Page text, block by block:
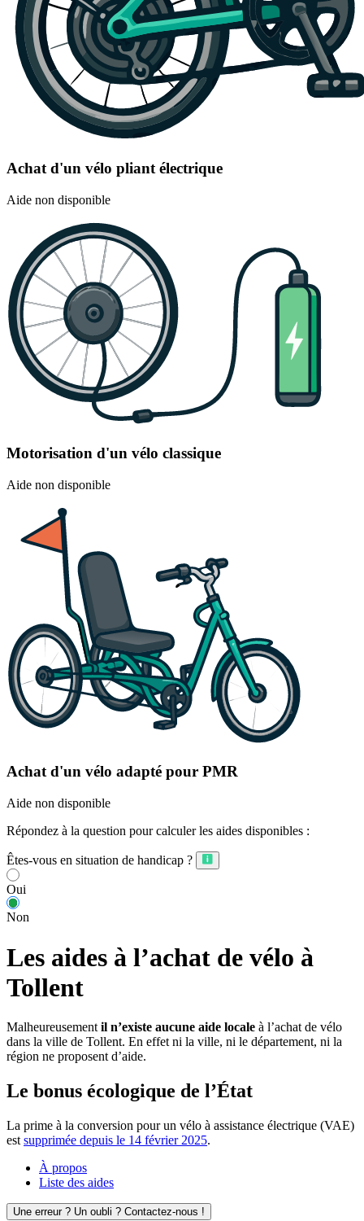
Achat d'un vélo pliant électrique
Aide non disponible
Motorisation d'un vélo classique
Aide non disponible
Achat d'un vélo adapté pour PMR
Aide non disponible
Répondez à la question pour calculer les aides disponibles :
Êtes-vous en situation de handicap ?
Oui
Non
Les aides à l’achat de vélo à
Tollent
Malheureusement il n’existe aucune aide locale à l’achat de vélo
dans la ville de Tollent. En effet ni la ville, ni le département, ni la
région ne proposent d’aide.
Le bonus écologique de l’État
La prime à la conversion pour un vélo à assistance électrique (VAE)
est supprimée depuis le 14 février 2025.
À propos
Liste des aides
Une erreur ? Un oubli ? Contactez-nous !